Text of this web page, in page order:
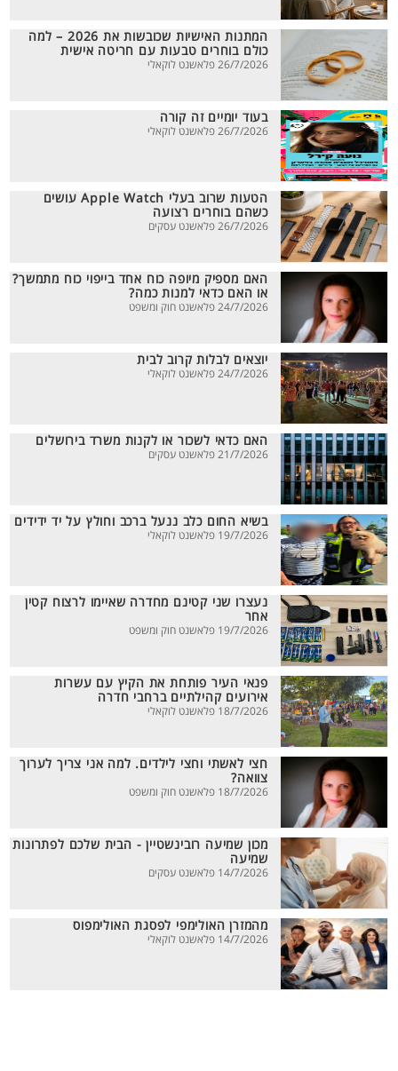
המתנות האישיות שכובשות את 2026 – למה
כולם בוחרים טבעות עם חריטה אישית
26/7/2026 פלאשנט לוקאלי
בעוד יומיים זה קורה
26/7/2026 פלאשנט לוקאלי
הטעות שרוב בעלי Apple Watch עושים
כשהם בוחרים רצועה
26/7/2026 פלאשנט עסקים
האם מספיק מיופה כוח אחד בייפוי כוח מתמשך?
או האם כדאי למנות כמה?
24/7/2026 פלאשנט חוק ומשפט
יוצאים לבלות קרוב לבית
24/7/2026 פלאשנט לוקאלי
האם כדאי לשכור או לקנות משרד בירושלים
21/7/2026 פלאשנט עסקים
בשיא החום כלב ננעל ברכב וחולץ על יד ידידים
19/7/2026 פלאשנט לוקאלי
נעצרו שני קטינם מחדרה שאיימו לרצוח קטין
אחר
19/7/2026 פלאשנט חוק ומשפט
פנאי העיר פותחת את הקיץ עם עשרות
אירועים קהילתיים ברחבי חדרה
18/7/2026 פלאשנט לוקאלי
חצי לאשתי וחצי לילדים. למה אני צריך לערוך
צוואה?
18/7/2026 פלאשנט חוק ומשפט
מכון שמיעה רובינשטיין - הבית שלכם לפתרונות
שמיעה
14/7/2026 פלאשנט עסקים
מהמזרן האולימפי לפסגת האולימפוס
14/7/2026 פלאשנט לוקאלי